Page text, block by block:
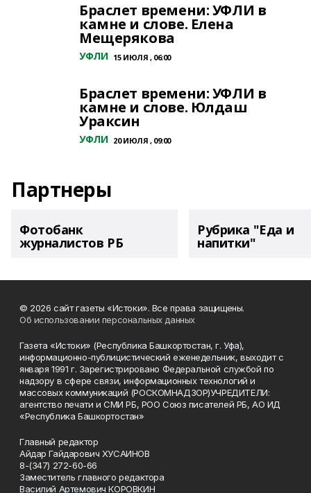
Браслет времени: УФЛИ в
камне и слове. Елена
Мещерякова
УФЛИ 15 ИЮЛЯ , 06:00
Браслет времени: УФЛИ в
камне и слове. Юлдаш
Ураксин
УФЛИ 20 ИЮЛЯ , 09:00
Партнеры
Фотобанк
журналистов РБ
Рубрика "Еда и
напитки"
© 2026 сайт газеты «Истоки». Все права защищены.
Об использовании персональных данных
Газета «Истоки» (Республика Башкортостан, г. Уфа),
информационно-публицистический еженедельник, выходит с
января 1991 г. Зарегистрировано Федеральной службой по
надзору в сфере связи, информационных технологий и
массовых коммуникаций (РОСКОМНАДЗОР)УЧРЕДИТЕЛИ:
агентство печати и СМИ РБ, РОО Союз писателей РБ, АО ИД
«Республика Башкортостан»
Главный редактор
Айдар Гайдарович ХУСАИНОВ
8-(347) 272-60-66
Заместитель главного редактора
Василий Артемович КОРОВКИН